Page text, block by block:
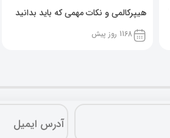
هیپرکالمی و نکات مهمی که باید بدانید
1168 روز پیش